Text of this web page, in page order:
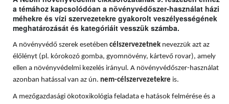
a témához kapcsolódóan a növényvédőszer-használat házi
méhekre és vízi szervezetekre gyakorolt veszélyességének
meghatározását és kategóriáit vesszük számba.
A növényvédő szerek esetében célszervezetnek nevezzük azt az
élőlényt (pl. kórokozó gomba, gyomnövény, kártevő rovar), amely
ellen a növényvédelmi kezelés irányul. A növényvédőszer-használat
azonban hatással van az ún. nem-célszervezetekre is.
A mezőgazdasági ökotoxikológia feladata e hatások felmérése és a